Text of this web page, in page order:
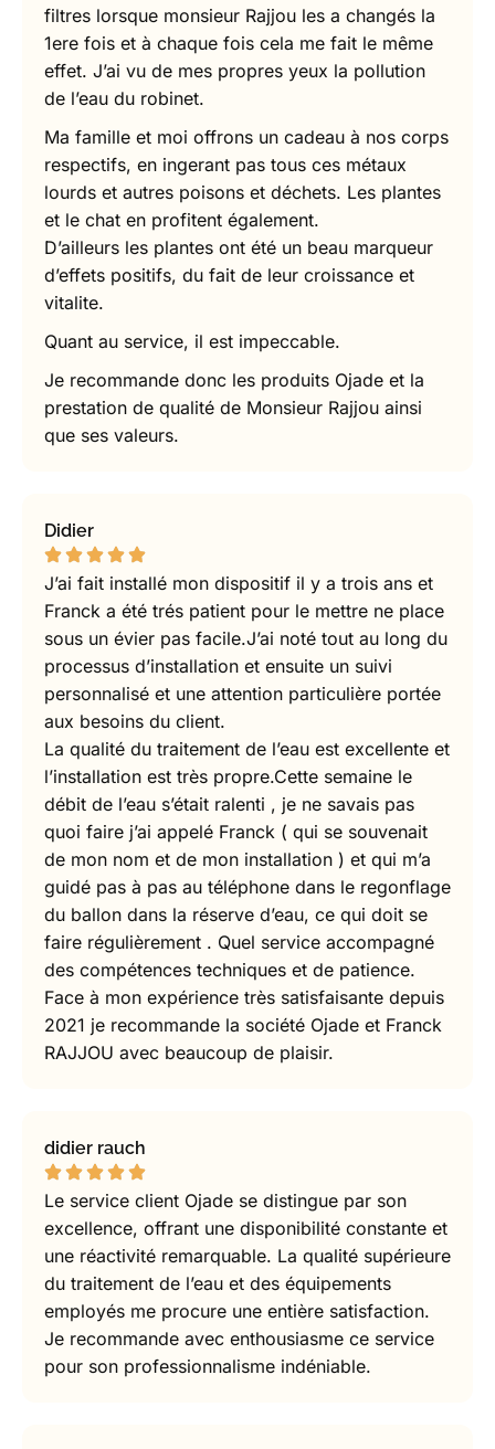
filtres lorsque monsieur Rajjou les a changés la
1ere fois et à chaque fois cela me fait le même
effet. J’ai vu de mes propres yeux la pollution
de l’eau du robinet.
Ma famille et moi offrons un cadeau à nos corps
respectifs, en ingerant pas tous ces métaux
lourds et autres poisons et déchets. Les plantes
et le chat en profitent également.
D’ailleurs les plantes ont été un beau marqueur
d’effets positifs, du fait de leur croissance et
vitalite.
Quant au service, il est impeccable.
Je recommande donc les produits Ojade et la
prestation de qualité de Monsieur Rajjou ainsi
que ses valeurs.
Didier
J’ai fait installé mon dispositif il y a trois ans et
Franck a été trés patient pour le mettre ne place
sous un évier pas facile.J’ai noté tout au long du
processus d’installation et ensuite un suivi
personnalisé et une attention particulière portée
aux besoins du client.
La qualité du traitement de l’eau est excellente et
l’installation est très propre.Cette semaine le
débit de l’eau s’était ralenti , je ne savais pas
quoi faire j’ai appelé Franck ( qui se souvenait
de mon nom et de mon installation ) et qui m’a
guidé pas à pas au téléphone dans le regonflage
du ballon dans la réserve d’eau, ce qui doit se
faire régulièrement . Quel service accompagné
des compétences techniques et de patience.
Face à mon expérience très satisfaisante depuis
2021 je recommande la société Ojade et Franck
RAJJOU avec beaucoup de plaisir.
didier rauch
Le service client Ojade se distingue par son
excellence, offrant une disponibilité constante et
une réactivité remarquable. La qualité supérieure
du traitement de l’eau et des équipements
employés me procure une entière satisfaction.
Je recommande avec enthousiasme ce service
pour son professionnalisme indéniable.